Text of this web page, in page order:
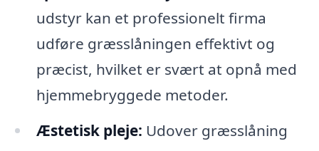
udstyr kan et professionelt firma
udføre græsslåningen effektivt og
præcist, hvilket er svært at opnå med
hjemmebryggede metoder.
Æstetisk pleje: Udover græsslåning